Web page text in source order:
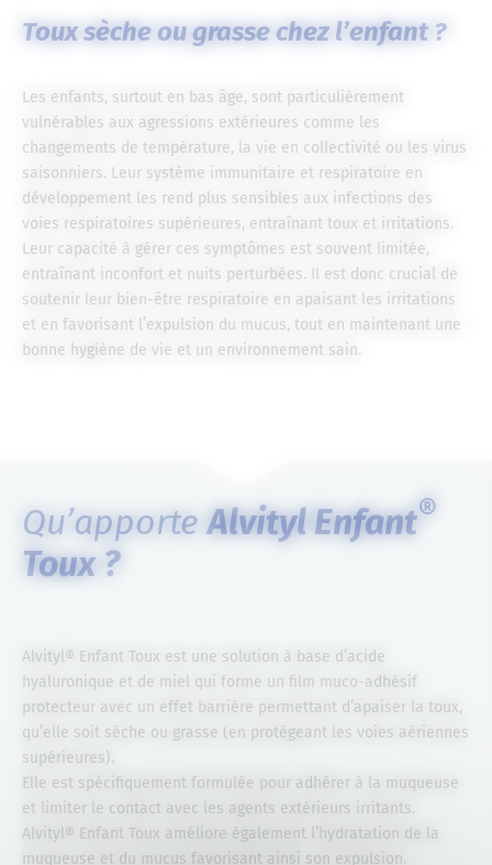
Toux sèche ou grasse chez l’enfant ?
Les enfants, surtout en bas âge, sont particulièrement
vulnérables aux agressions extérieures comme les
changements de température, la vie en collectivité ou les virus
saisonniers. Leur système immunitaire et respiratoire en
développement les rend plus sensibles aux infections des
voies respiratoires supérieures, entraînant toux et irritations.
Leur capacité à gérer ces symptômes est souvent limitée,
entraînant inconfort et nuits perturbées. Il est donc crucial de
soutenir leur bien-être respiratoire en apaisant les irritations
et en favorisant l’expulsion du mucus, tout en maintenant une
bonne hygiène de vie et un environnement sain.
Qu’apporteAlvityl Enfant®
Toux ?
Alvityl® Enfant Toux est une solution à base d’acide
hyaluronique et de miel qui forme un film muco-adhésif
protecteur avec un effet barrière permettant d’apaiser la toux,
qu’elle soit sèche ou grasse (en protégeant les voies aériennes
supérieures).
Elle est spécifiquement formulée pour adhérer à la muqueuse
et limiter le contact avec les agents extérieurs irritants.
Alvityl® Enfant Toux améliore également l’hydratation de la
muqueuse et du mucus favorisant ainsi son expulsion.